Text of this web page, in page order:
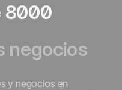
8000
negocios
y negocios en